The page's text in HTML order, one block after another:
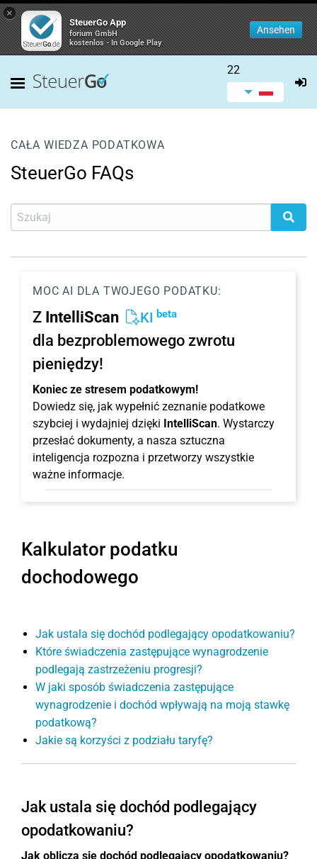
×
SteuerGo App
forium GmbH
kostenlos - In Google Play
Ansehen
22
CAŁA WIEDZA PODATKOWA
SteuerGo FAQs
MOC AI DLA TWOJEGO PODATKU:
Z IntelliScan KI beta
dla bezproblemowego zwrotu
pieniędzy!
Koniec ze stresem podatkowym!
Dowiedz się, jak wypełnić zeznanie podatkowe
szybciej i wydajniej dzięki IntelliScan. Wystarczy
przesłać dokumenty, a nasza sztuczna
inteligencja rozpozna i przetworzy wszystkie
ważne informacje.
Kalkulator podatku
dochodowego
Jak ustala się dochód podlegający opodatkowaniu?
Które świadczenia zastępujące wynagrodzenie
podlegają zastrzeżeniu progresji?
W jaki sposób świadczenia zastępujące
wynagrodzenie i dochód wpływają na moją stawkę
podatkową?
Jakie są korzyści z podziału taryfę?
Jak ustala się dochód podlegający
opodatkowaniu?
Jak oblicza się dochód podlegający opodatkowaniu?